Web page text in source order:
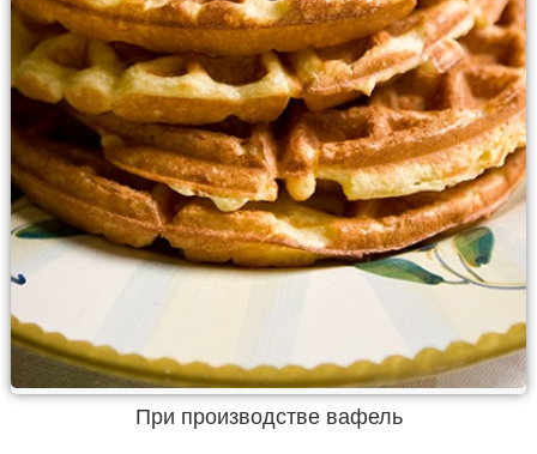
При производстве вафель